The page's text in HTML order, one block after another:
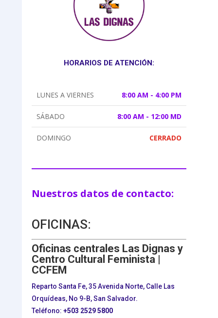
HORARIOS DE ATENCIÓN:
LUNES A VIERNES 8:00 AM - 4:00 PM
SÁBADO 8:00 AM - 12:00 MD
DOMINGO CERRADO
Nuestros datos de contacto:
OFICINAS:
Oficinas centrales Las Dignas y
Centro Cultural Feminista |
CCFEM
Reparto Santa Fe, 35 Avenida Norte, Calle Las
Orquídeas, No 9-B, San Salvador.
Teléfono: +503 2529 5800